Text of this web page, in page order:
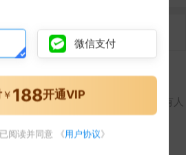
1 2
在外任职 作为受益所有人
微信支付
￥ 188开通VIP
阅读并同意 《用户协议》